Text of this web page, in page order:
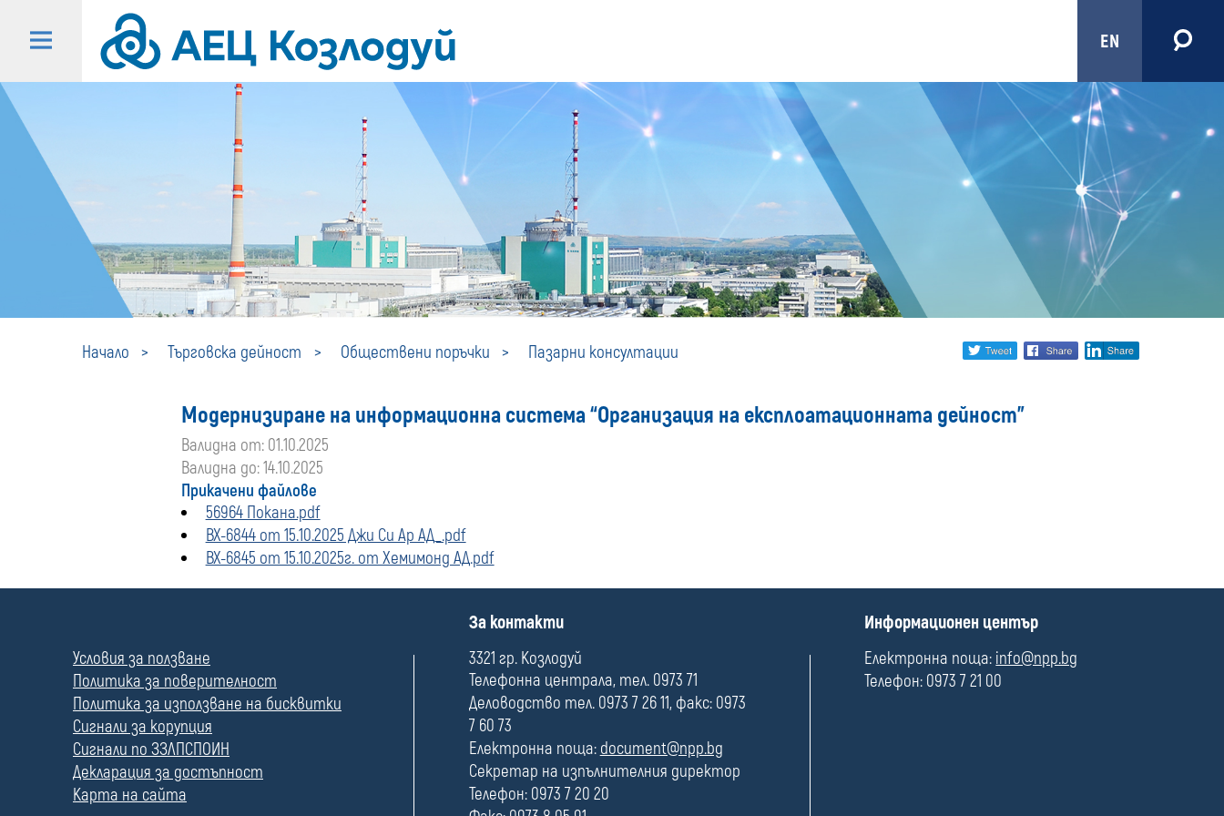
EN
Начало Търговска дейност Обществени поръчки Пазарни консултации
Пазарни
консултации
Share
media
twitter facebook
Модернизиране на информационна система “Организация на експлоатационната дейност"
Валидна от: 01.10.2025
Валидна до: 14.10.2025
Прикачени файлове
56964 Покана.pdf
ВХ-6844 от 15.10.2025 Джи Си Ар АД_.pdf
ВХ-6845 от 15.10.2025г. от Хемимонд АД.pdf
л
е
Условия за ползване
Политика за поверителност
Политика за използване на бисквитки
Сигнали за корупция
Сигнали по ЗЗЛПСПОИН
Декларация за достъпност
Карта на сайта
П
л
е
За контакти
3321 гр. Козлодуй
Телефонна централа, тел. 0973 71
Деловодство тел. 0973 7 26 11, факс: 0973
7 60 73
Електронна поща: document@npp.bg
Секретар на изпълнителния директор
Телефон: 0973 7 20 20
П
л
е
Информационен център
Електронна поща: info@npp.bg
Телефон: 0973 7 21 00